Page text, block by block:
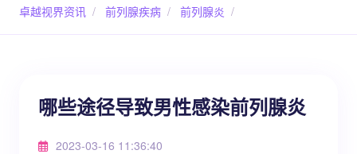
卓越视界资讯 / 前列腺疾病 / 前列腺炎 /
哪些途径导致男性感染前列腺炎
2023-03-16 11:36:40